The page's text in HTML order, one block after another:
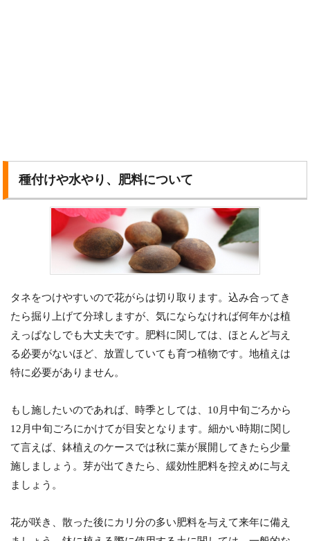
種付けや水やり、肥料について
タネをつけやすいので花がらは切り取ります。込み合ってき
たら掘り上げて分球しますが、気にならなければ何年かは植
えっぱなしでも大丈夫です。肥料に関しては、ほとんど与え
る必要がないほど、放置していても育つ植物です。地植えは
特に必要がありません。
もし施したいのであれば、時季としては、10月中旬ごろから
12月中旬ごろにかけてが目安となります。細かい時期に関し
て言えば、鉢植えのケースでは秋に葉が展開してきたら少量
施しましょう。芽が出てきたら、緩効性肥料を控えめに与え
ましょう。
花が咲き、散った後にカリ分の多い肥料を与えて来年に備え